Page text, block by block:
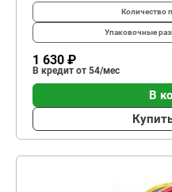
Количество
Упаковочные
1 630 ₽
В кредит от 54/мес
В